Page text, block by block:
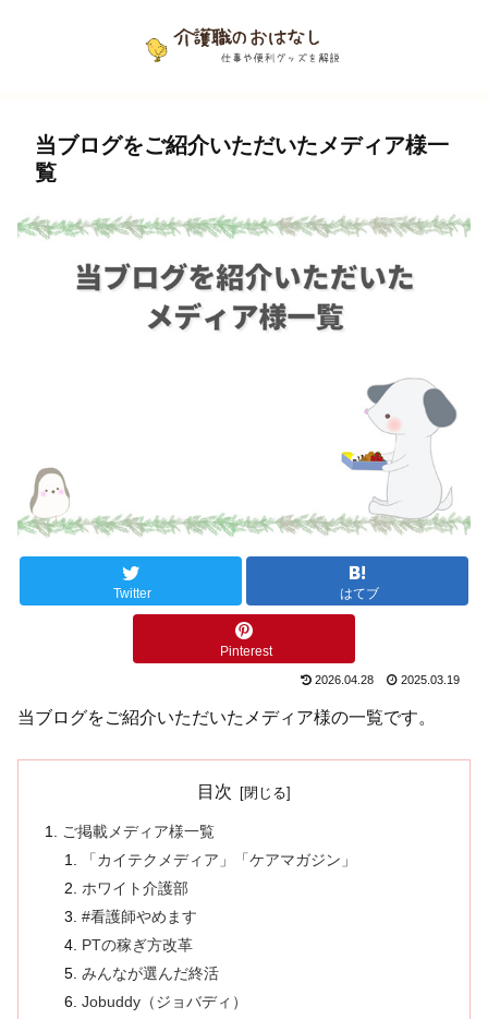
当ブログをご紹介いただいたメディア様一
覧
Twitter はてブ
Pinterest
2026.04.28 2025.03.19
当ブログをご紹介いただいたメディア様の一覧です。
目次
ご掲載メディア様一覧
「カイテクメディア」「ケアマガジン」
ホワイト介護部
#看護師やめます
PTの稼ぎ方改革
みんなが選んだ終活
Jobuddy（ジョバディ）